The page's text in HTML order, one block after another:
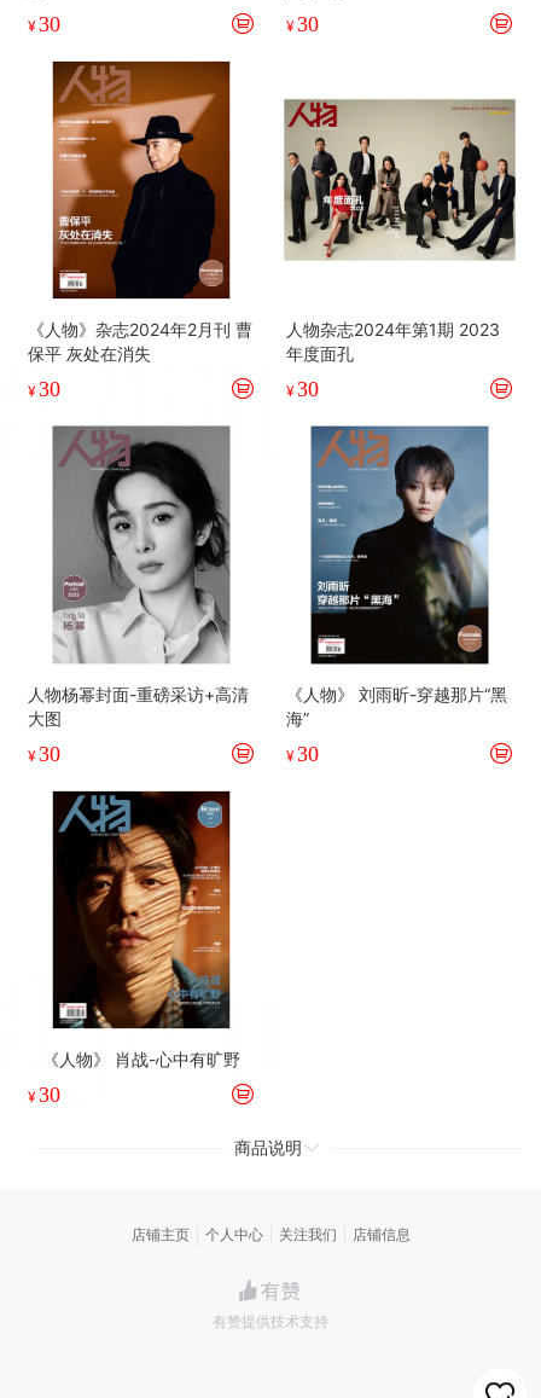
¥30 ¥30
《人物》杂志2024年2月刊 曹
保平 灰处在消失
¥30
人物杂志2024年第1期 2023
年度面孔
¥30
人物杨幂封面-重磅采访+高清
大图
¥30
《人物》 刘雨昕-穿越那片“黑
海”
¥30
《人物》 肖战-心中有旷野
¥30
商品说明
店铺主页 个人中心 关注我们 店铺信息
有赞提供技术支持